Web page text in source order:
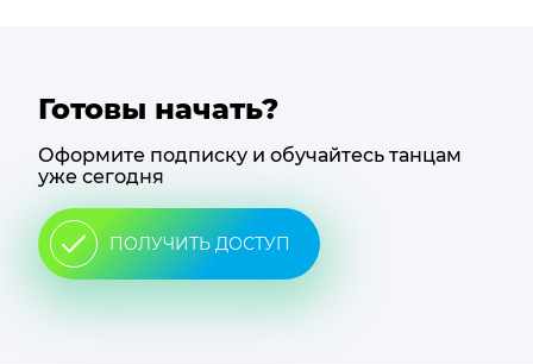
Готовы начать?
Оформите подписку и обучайтесь танцам
уже сегодня
ПОЛУЧИТЬ ДОСТУП